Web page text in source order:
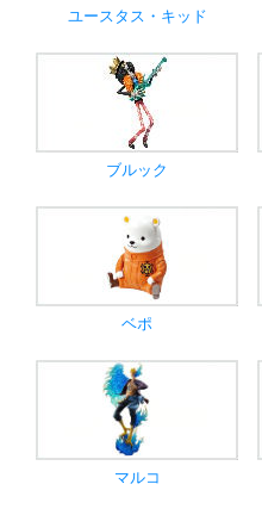
ユースタス・キッド
ブルック
ベポ
マルコ